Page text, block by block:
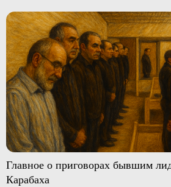
Главное о приговорах бывшим
Карабаха